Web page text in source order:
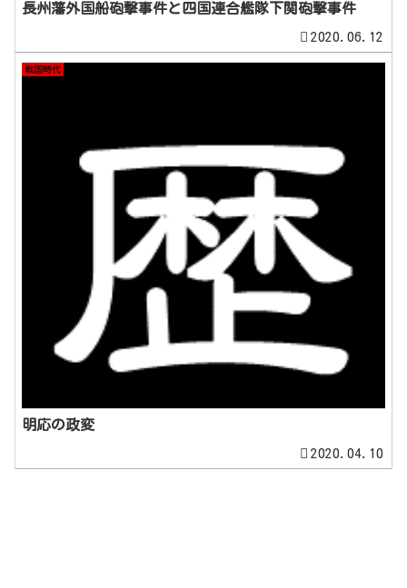
長州藩外国船砲撃事件と四国連合艦隊下関砲撃事件
2020.06.12
戦国時代
明応の政変
2020.04.10